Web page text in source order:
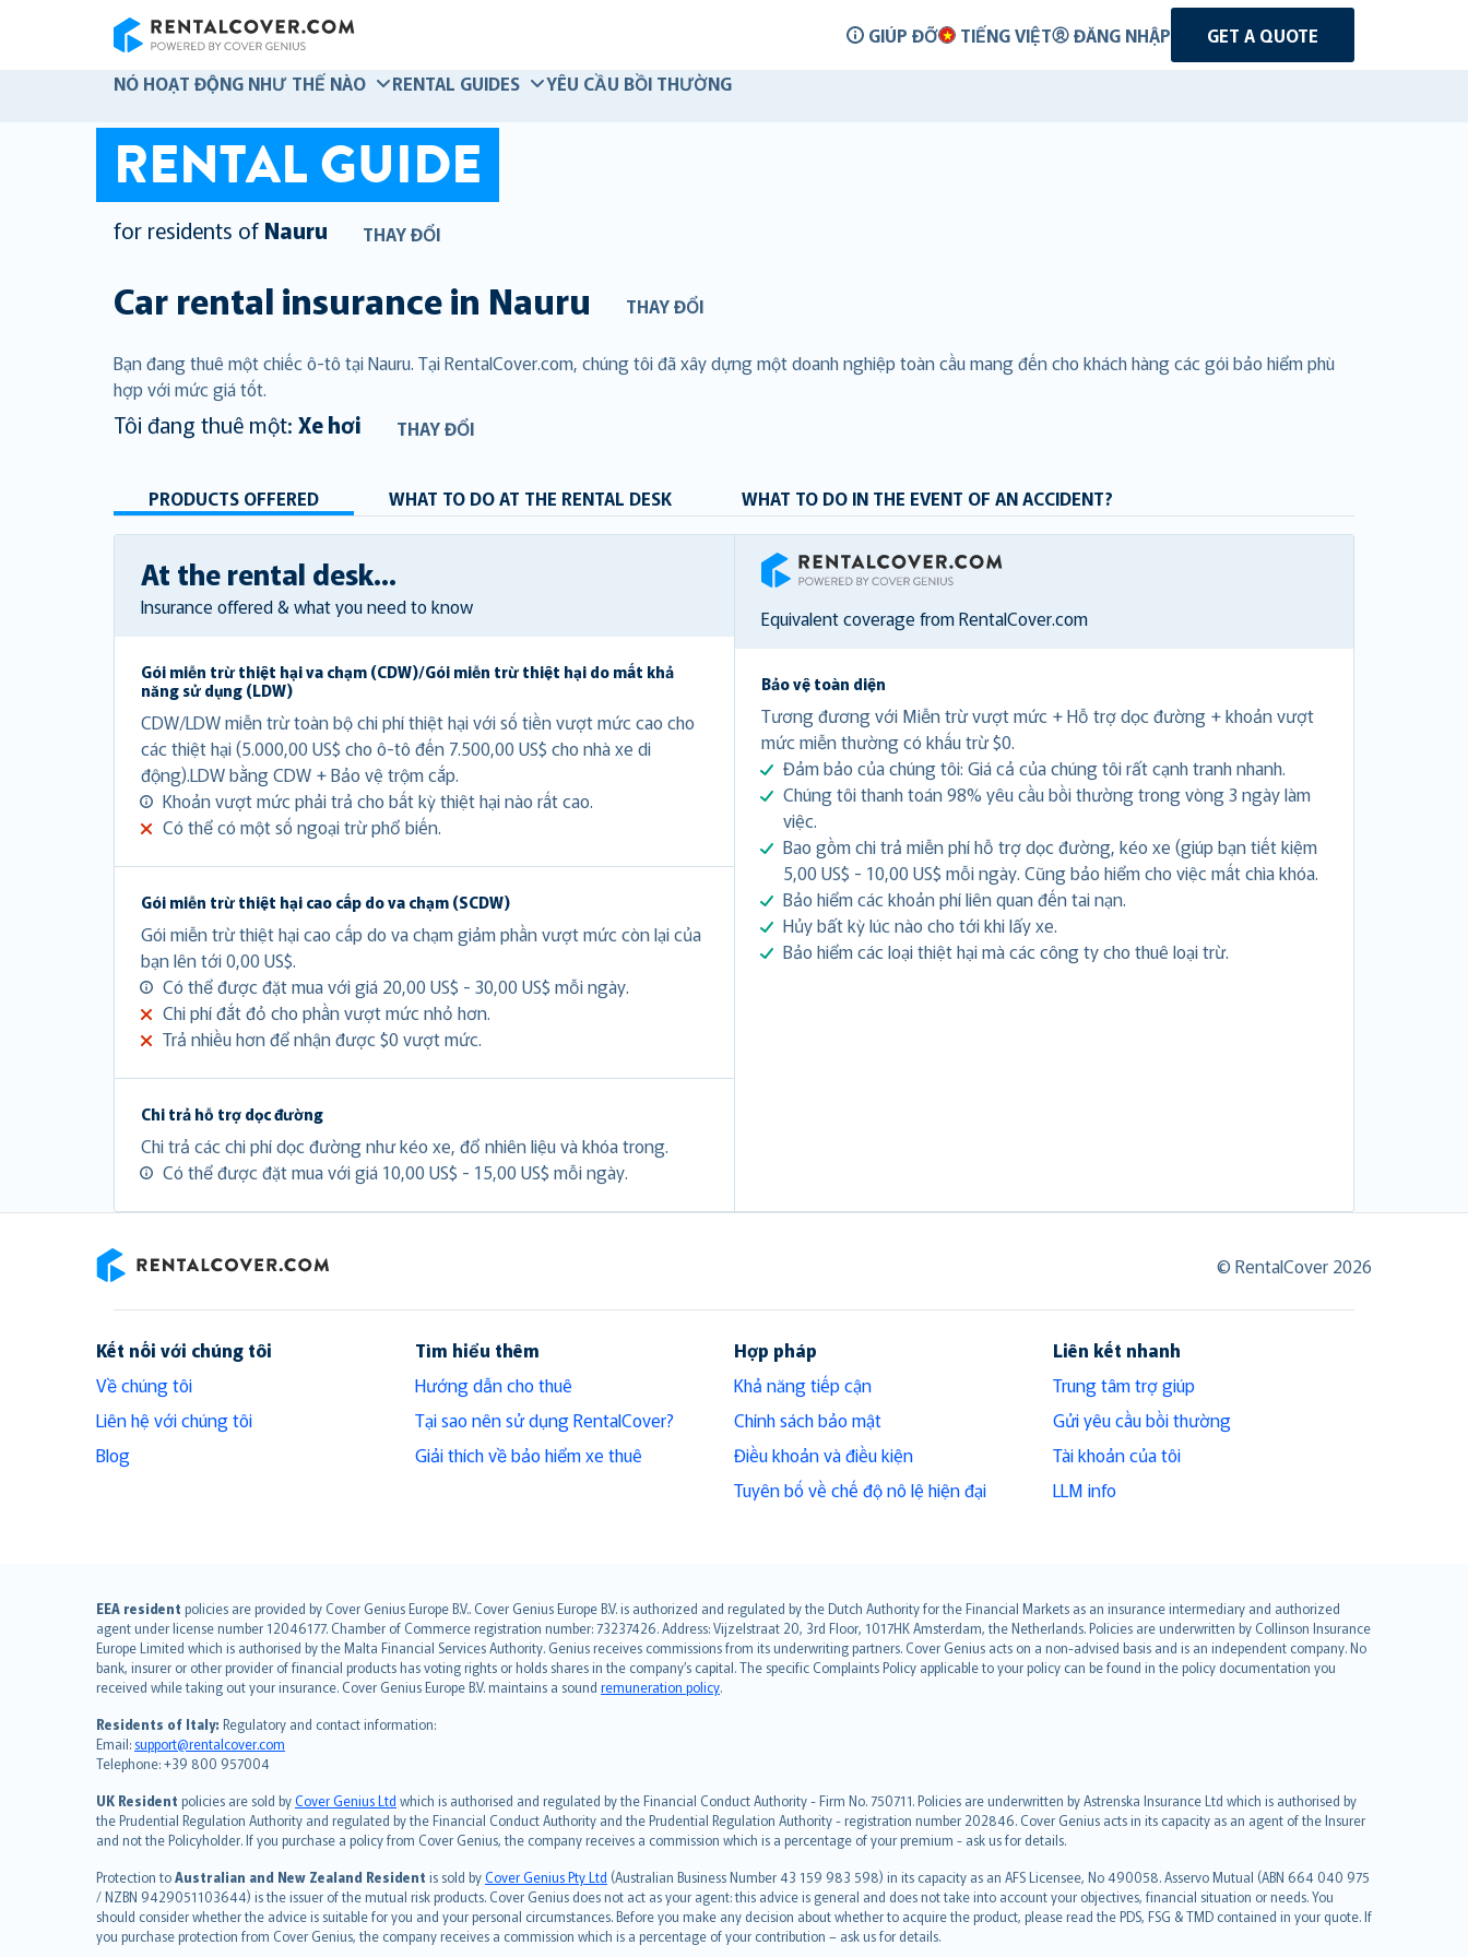
GIÚP ĐỠ TIẾNG VIỆT ĐĂNG NHẬP
GET A QUOTE
NÓ HOẠT ĐỘNG NHƯ THẾ NÀO
RENTAL GUIDES YÊU CẦU BỒI THƯỜNG
RENTAL GUIDE
for residents of Nauru THAY ĐỔI
Car rental insurance in Nauru THAY ĐỔI
Bạn đang thuê một chiếc ô-tô tại Nauru. Tại RentalCover.com, chúng tôi đã xây dựng một doanh nghiệp toàn cầu mang đến cho khách hàng các gói bảo hiểm phù
hợp với mức giá tốt.
Tôi đang thuê một: Xe hơi THAY ĐỔI
PRODUCTS OFFERED WHAT TO DO AT THE RENTAL DESK WHAT TO DO IN THE EVENT OF AN ACCIDENT?
At the rental desk...
Insurance offered & what you need to know
Gói miễn trừ thiệt hại va chạm (CDW)/Gói miễn trừ thiệt hại do mất khả
năng sử dụng (LDW)
CDW/LDW miễn trừ toàn bộ chi phí thiệt hại với số tiền vượt mức cao cho
các thiệt hại (5.000,00 US$ cho ô-tô đến 7.500,00 US$ cho nhà xe di
động).LDW bằng CDW + Bảo vệ trộm cắp.
Khoản vượt mức phải trả cho bất kỳ thiệt hại nào rất cao.
Có thể có một số ngoại trừ phổ biến.
Gói miễn trừ thiệt hại cao cấp do va chạm (SCDW)
Gói miễn trừ thiệt hại cao cấp do va chạm giảm phần vượt mức còn lại của
bạn lên tới 0,00 US$.
Có thể được đặt mua với giá 20,00 US$ - 30,00 US$ mỗi ngày.
Chi phí đắt đỏ cho phần vượt mức nhỏ hơn.
Trả nhiều hơn để nhận được $0 vượt mức.
Chi trả hỗ trợ dọc đường
Chi trả các chi phí dọc đường như kéo xe, đổ nhiên liệu và khóa trong.
Có thể được đặt mua với giá 10,00 US$ - 15,00 US$ mỗi ngày.
RentalCover
Equivalent coverage from RentalCover.com
Bảo vệ toàn diện
Tương đương với Miễn trừ vượt mức + Hỗ trợ dọc đường + khoản vượt
mức miễn thường có khấu trừ $0.
Đảm bảo của chúng tôi: Giá cả của chúng tôi rất cạnh tranh nhanh.
Chúng tôi thanh toán 98% yêu cầu bồi thường trong vòng 3 ngày làm
việc.
Bao gồm chi trả miễn phí hỗ trợ dọc đường, kéo xe (giúp bạn tiết kiệm
5,00 US$ - 10,00 US$ mỗi ngày. Cũng bảo hiểm cho việc mất chìa khóa.
Bảo hiểm các khoản phí liên quan đến tai nạn.
Hủy bất kỳ lúc nào cho tới khi lấy xe.
Bảo hiểm các loại thiệt hại mà các công ty cho thuê loại trừ.
© RentalCover 2026
Kết nối với chúng tôi
Về chúng tôi
Liên hệ với chúng tôi
Blog
Tìm hiểu thêm
Hướng dẫn cho thuê
Tại sao nên sử dụng RentalCover?
Giải thích về bảo hiểm xe thuê
Hợp pháp
Khả năng tiếp cận
Chính sách bảo mật
Điều khoản và điều kiện
Tuyên bố về chế độ nô lệ hiện đại
Liên kết nhanh
Trung tâm trợ giúp
Gửi yêu cầu bồi thường
Tài khoản của tôi
LLM info
EEA resident policies are provided by Cover Genius Europe B.V.. Cover Genius Europe B.V. is authorized and regulated by the Dutch Authority for the Financial Markets as an insurance intermediary and authorized
agent under license number 12046177. Chamber of Commerce registration number: 73237426. Address: Vijzelstraat 20, 3rd Floor, 1017HK Amsterdam, the Netherlands. Policies are underwritten by Collinson Insurance
Europe Limited which is authorised by the Malta Financial Services Authority. Genius receives commissions from its underwriting partners. Cover Genius acts on a non-advised basis and is an independent company. No
bank, insurer or other provider of financial products has voting rights or holds shares in the company’s capital. The specific Complaints Policy applicable to your policy can be found in the policy documentation you
received while taking out your insurance. Cover Genius Europe B.V. maintains a sound remuneration policy.
Residents of Italy: Regulatory and contact information:
Email: support@rentalcover.com
Telephone: +39 800 957004
UK Resident policies are sold byCover Genius Ltd which is authorised and regulated by the Financial Conduct Authority - Firm No. 750711. Policies are underwritten by Astrenska Insurance Ltd which is authorised by
the Prudential Regulation Authority and regulated by the Financial Conduct Authority and the Prudential Regulation Authority - registration number 202846. Cover Genius acts in its capacity as an agent of the Insurer
and not the Policyholder. If you purchase a policy from Cover Genius, the company receives a commission which is a percentage of your premium - ask us for details.
Protection toAustralian and New Zealand Resident is sold byCover Genius Pty Ltd (Australian Business Number 43 159 983 598) in its capacity as an AFS Licensee, No 490058. Asservo Mutual (ABN 664 040 975
/ NZBN 9429051103644) is the issuer of the mutual risk products. Cover Genius does not act as your agent: this advice is general and does not take into account your objectives, financial situation or needs. You
should consider whether the advice is suitable for you and your personal circumstances. Before you make any decision about whether to acquire the product, please read the PDS, FSG & TMD contained in your quote. If
you purchase protection from Cover Genius, the company receives a commission which is a percentage of your contribution – ask us for details.
English (UK)
English (US)
Deutsch
français
Nederlands
español
italiano
简体中文
繁體中文
Português
polski
עברית
Português
svenska